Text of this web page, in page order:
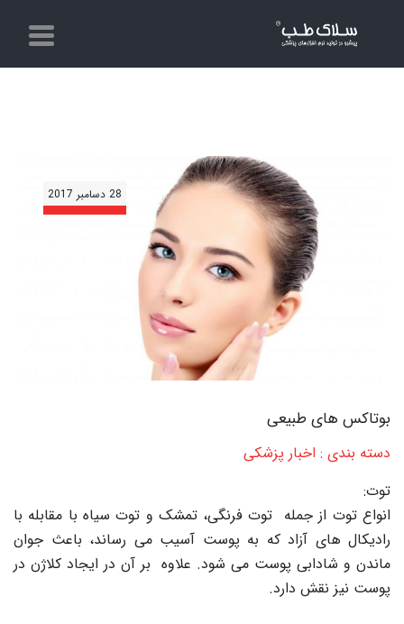
28 دسامبر 2017
بوتاکس های طبیعی
دسته بندی : اخبار پزشکی
توت:
انواع توت از جمله توت فرنگی، تمشک و توت سیاه با مقابله با
رادیکال های آزاد که به پوست آسیب می رساند، باعث جوان
ماندن و شادابی پوست می شود. علاوه بر آن در ایجاد کلاژن در
پوست نیز نقش دارد.